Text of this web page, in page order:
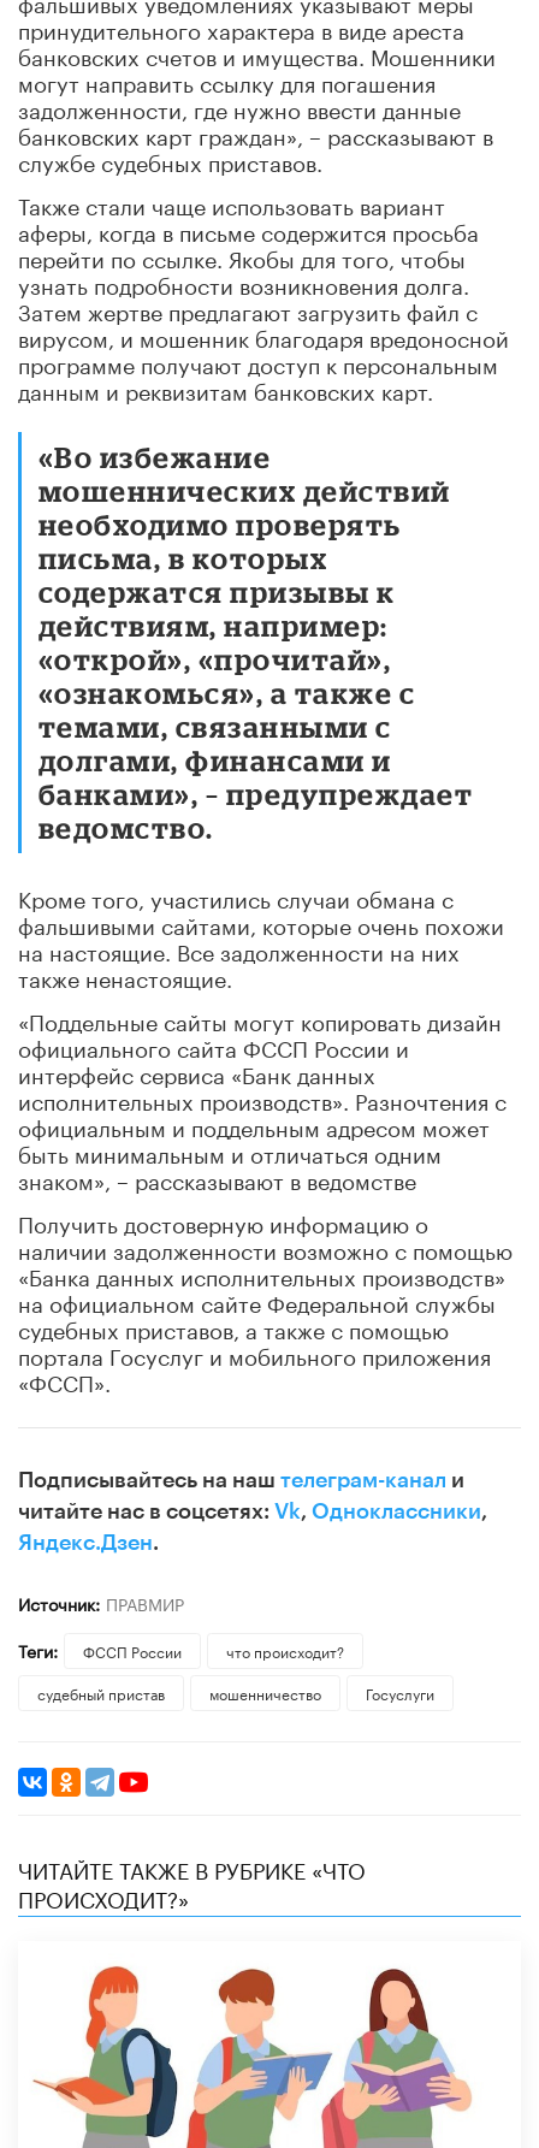
принудительного характера в виде ареста
банковских счетов и имущества. Мошенники
могут направить ссылку для погашения
задолженности, где нужно ввести данные
банковских карт граждан», – рассказывают в
службе судебных приставов.
Также стали чаще использовать вариант
аферы, когда в письме содержится просьба
перейти по ссылке. Якобы для того, чтобы
узнать подробности возникновения долга.
Затем жертве предлагают загрузить файл с
вирусом, и мошенник благодаря вредоносной
программе получают доступ к персональным
данным и реквизитам банковских карт.
«Во избежание
мошеннических действий
необходимо проверять
письма, в которых
содержатся призывы к
действиям, например:
«открой», «прочитай»,
«ознакомься», а также с
темами, связанными с
долгами, финансами и
банками», – предупреждает
ведомство.
Кроме того, участились случаи обмана с
фальшивыми сайтами, которые очень похожи
на настоящие. Все задолженности на них
также ненастоящие.
«Поддельные сайты могут копировать дизайн
официального сайта ФССП России и
интерфейс сервиса «Банк данных
исполнительных производств». Разночтения с
официальным и поддельным адресом может
быть минимальным и отличаться одним
знаком», – рассказывают в ведомстве
Получить достоверную информацию о
наличии задолженности возможно с помощью
«Банка данных исполнительных производств»
на официальном сайте Федеральной службы
судебных приставов, а также с помощью
портала Госуслуг и мобильного приложения
«ФССП».
Подписывайтесь на наш телеграм-канал и
читайте нас в соцсетях: Vk, Одноклассники,
Яндекс.Дзен.
Источник: ПРАВМИР
Теги:
ФССП России
что происходит?
судебный пристав
мошенничество Госуслуги
ЧИТАЙТЕ ТАКЖЕ В РУБРИКЕ «ЧТО
ПРОИСХОДИТ?»